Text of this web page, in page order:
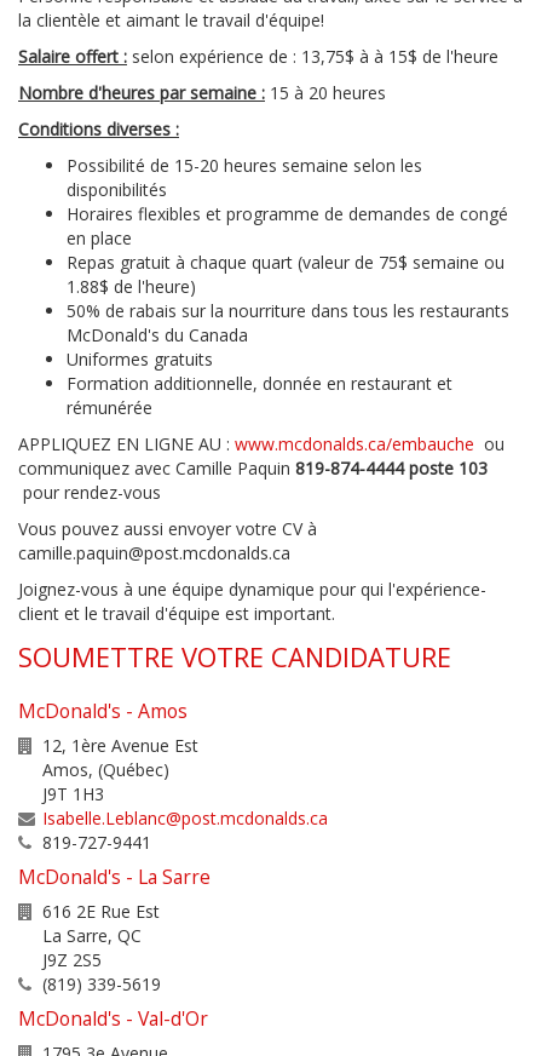
la clientèle et aimant le travail d'équipe!
Salaire offert : selon expérience de : 13,75$ à à 15$ de l'heure
Nombre d'heures par semaine : 15 à 20 heures
Conditions diverses :
Possibilité de 15-20 heures semaine selon les
disponibilités
Horaires flexibles et programme de demandes de congé
en place
Repas gratuit à chaque quart (valeur de 75$ semaine ou
1.88$ de l'heure)
50% de rabais sur la nourriture dans tous les restaurants
McDonald's du Canada
Uniformes gratuits
Formation additionnelle, donnée en restaurant et
rémunérée
APPLIQUEZ EN LIGNE AU : www.mcdonalds.ca/embauche ou
communiquez avec Camille Paquin 819-874-4444 poste 103
pour rendez-vous
Vous pouvez aussi envoyer votre CV à
camille.paquin@post.mcdonalds.ca
Joignez-vous à une équipe dynamique pour qui l'expérience-
client et le travail d'équipe est important.
SOUMETTRE VOTRE CANDIDATURE
McDonald's - Amos
12, 1ère Avenue Est
Amos, (Québec)
J9T 1H3
Isabelle.Leblanc@post.mcdonalds.ca
819-727-9441
McDonald's - La Sarre
616 2E Rue Est
La Sarre, QC
J9Z 2S5
(819) 339-5619
McDonald's - Val-d'Or